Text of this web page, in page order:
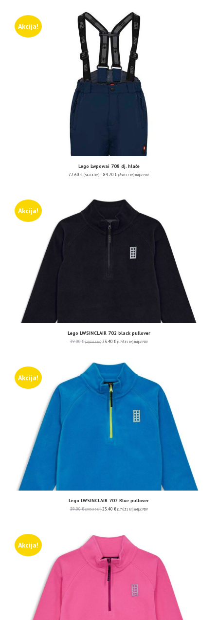
Akcija!
Lego Lwpowai 708 dj. hlače
72.60 € (547.00 kn) –84.70 € (638.17 kn) uključ. PDV
Akcija!
Lego LWSINCLAIR 702 black pullover
39.00€ (293.85 kn) 23.40 € (176.31 kn) uključ. PDV
Akcija!
Lego LWSINCLAIR 702 Blue pullover
39.00€ (293.85 kn) 23.40 € (176.31 kn) uključ. PDV
Akcija!